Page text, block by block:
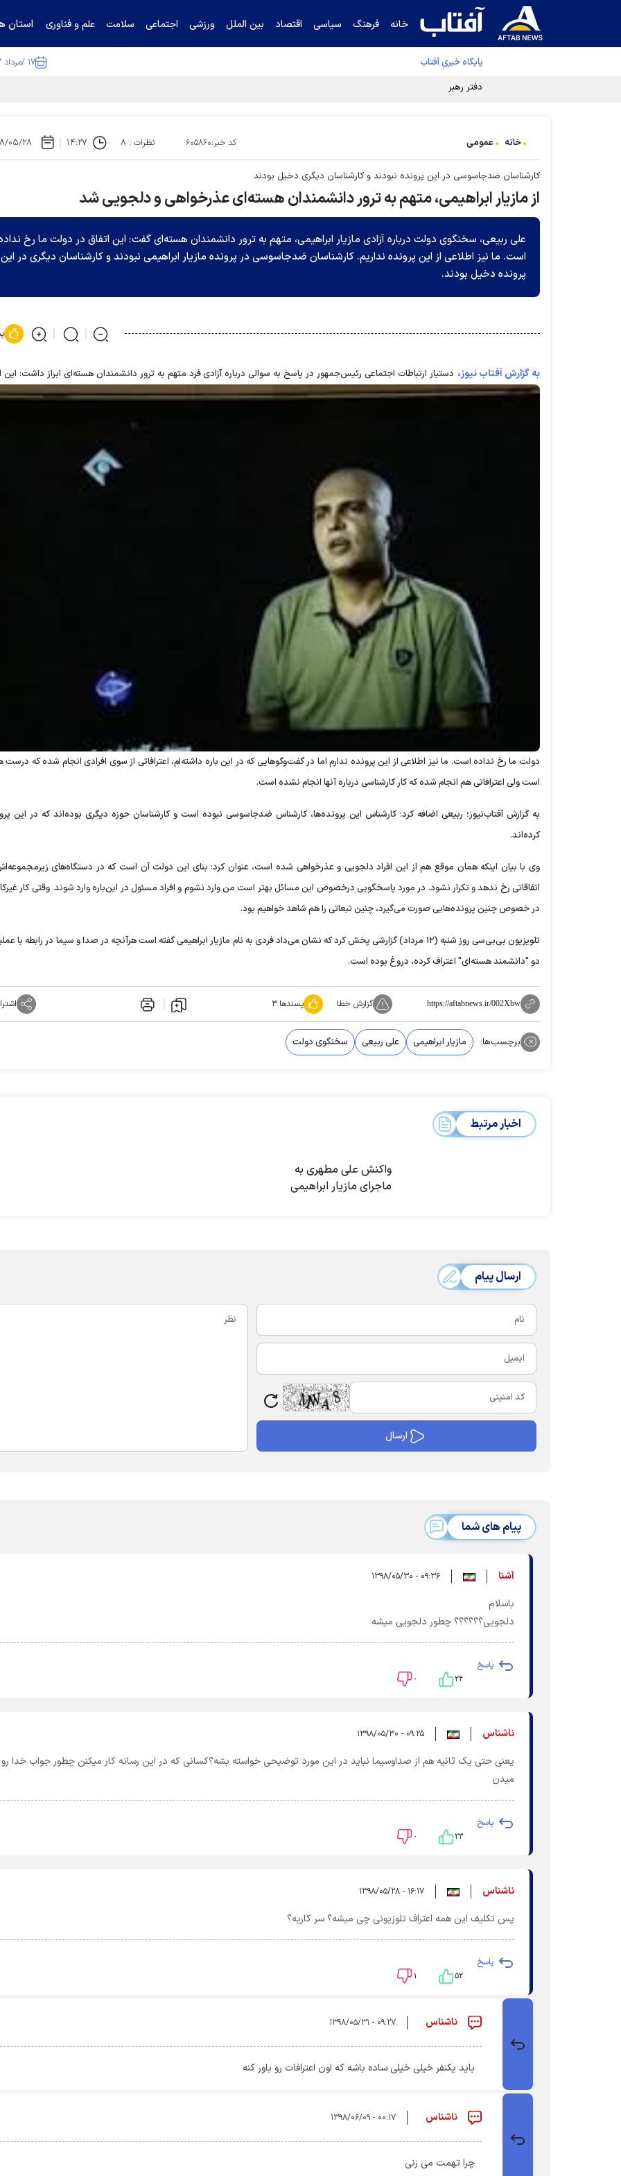
خانه فرهنگ سیاسی اقتصاد بین الملل ورزشی اجتماعی سلامت علم و فناوری استان
پایگاه خبری آفتاب ۱۷ /مرداد /۱۴۰۵
دفتر رهبر انقلاب ادعای خرازی درباره پزشکیان را تکذیب کرد
خانه عمومی کد خبر:۶۰۵۸۶۰ نظرات : ۸ ۱۴:۲۷ ۱۳۹۸/
کارشناسان ضدجاسوسی در این پرونده نبودند و کارشناسان دیگری دخیل بودند
از مازیار ابراهیمی، متهم به ترور دانشمندان هسته‌ای عذرخواهی و دلجویی شد
علی ربیعی، سخنگوی دولت درباره آزادی مازیار ابراهیمی، متهم به ترور دانشمندان هسته‌ای گفت: این اتفاق در دولت ما رخ
است. ما نیز اطلاعی از این پرونده نداریم. کارشناسان ضدجاسوسی در پرونده مازیار ابراهیمی نبودند و کارشناسان دیگری در این
پرونده دخیل بودند.
به گزارش آفتاب نیوز، دستیار ارتباطات اجتماعی رئیس‌جمهور در پاسخ به سوالی درباره آزادی فرد متهم به ترور دانشمندان هسته‌ای ابراز داشت: این
دولت ما رخ نداده است. ما نیز اطلاعی از این پرونده ندارم اما در گفت‌وگوهایی که در این باره داشته‌ام، اعترافاتی از سوی افرادی انجام شده که
است ولی اعترافاتی هم انجام شده که کار کارشناسی درباره آنها انجام نشده است.
به گزارش آفتاب‌نیوز؛ ربیعی اضافه کرد: کارشناس این پرونده‌ها، کارشناس ضدجاسوسی نبوده است و کارشناسان حوزه دیگری بوده‌اند که در این
کرده‌اند.
وی با بیان اینکه همان موقع هم از این افراد دلجویی و عذرخواهی شده است، عنوان کرد: بنای این دولت آن است که در دستگاه‌های
اتفاقاتی رخ ندهد و تکرار نشود. در مورد پاسخگویی درخصوص این مسائل بهتر است من وارد نشوم و افراد مسئول در این‌باره وارد شوند. وقتی کار
در خصوص چنین پرونده‌هایی صورت می‌گیرد، چنین تبعاتی را هم شاهد خواهیم بود.
تلویزیون بی‌بی‌سی روز شنبه (۱۲ مرداد) گزارشی پخش کرد که نشان می‌داد فردی به نام مازیار ابراهیمی گفته است هرآنچه در صدا و سیما در رابطه با
دو "دانشمند هسته‌ای" اعتراف کرده، دروغ بوده است.
https://aftabnews.ir/002Xbw گزارش خطا پسندها:۳
برچسب‌ها: مازیار ابراهیمی علی ربیعی سخنگوی دولت
اخبار مرتبط
واکنش علی مطهری به
ماجرای مازیار ابراهیمی
ارسال پیام
پیام های شما
آشنا ۰۹:۳۶ - ۱۳۹۸/۰۵/۳۰
باسلام
دلجویی؟؟؟؟؟؟ چطور دلجویی میشه
پاسخ
۲۴ ۰
ناشناس ۰۹:۲۵ - ۱۳۹۸/۰۵/۳۰
یعنی حتی یک ثانیه هم از صداوسیما نباید در این مورد توضیحی خواسته بشه؟کسانی که در این رسانه کار میکنن چطور جواب خدا رو
میدن
پاسخ
۲۳ ۰
ناشناس ۱۶:۱۷ - ۱۳۹۸/۰۵/۲۸
پس تکلیف این همه اعتراف تلوزیونی چی میشه؟ سر کاریه؟
پاسخ
۵۲ ۱
ناشناس ۰۹:۲۷ - ۱۳۹۸/۰۵/۳۱
باید یکنفر خیلی خیلی ساده باشه که اون اعترافات رو باور کنه
ناشناس ۰۰:۱۷ - ۱۳۹۸/۰۶/۰۹
چرا تهمت می زنی